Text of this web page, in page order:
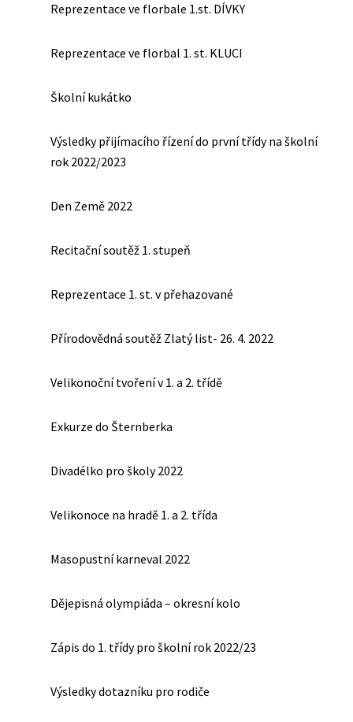
Reprezentace ve florbale 1.st. DÍVKY
Reprezentace ve florbal 1. st. KLUCI
Školní kukátko
Výsledky přijímacího řízení do první třídy na školní
rok 2022/2023
Den Země 2022
Recitační soutěž 1. stupeň
Reprezentace 1. st. v přehazované
Přírodovědná soutěž Zlatý list- 26. 4. 2022
Velikonoční tvoření v 1. a 2. třídě
Exkurze do Šternberka
Divadélko pro školy 2022
Velikonoce na hradě 1. a 2. třída
Masopustní karneval 2022
Dějepisná olympiáda – okresní kolo
Zápis do 1. třídy pro školní rok 2022/23
Výsledky dotazníku pro rodiče